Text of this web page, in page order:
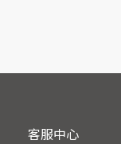
客服中心